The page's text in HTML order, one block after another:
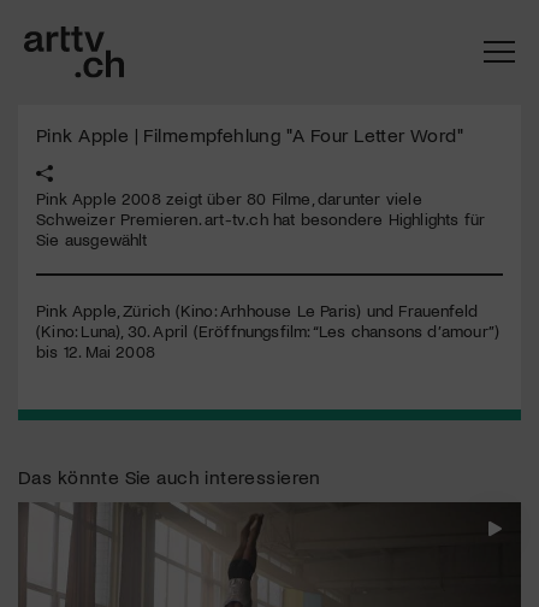
Pink Apple | Filmempfehlung "A Four Letter Word"
Pink Apple 2008 zeigt über 80 Filme, darunter viele
Schweizer Premieren. art-tv.ch hat besondere Highlights für
Sie ausgewählt
Pink Apple, Zürich (Kino: Arhhouse Le Paris) und Frauenfeld
(Kino: Luna), 30. April (Eröffnungsfilm: “Les chansons d’amour”)
bis 12. Mai 2008
Das könnte Sie auch interessieren
Mach mit: «Be Part of the Art»!
Kulturinstitution und unterstütze unsere Arbeit.
Mit deiner Mitgliedschaft erhältst du kostenlosen Zugang zu
diversen Kulturevents.
Jetzt Mitglied werden